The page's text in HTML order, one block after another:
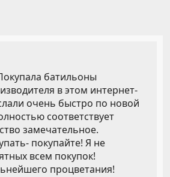
батильоны
в этом интернет-
очень быстро по новой
соответствует
замечательное.
покупайте! Я не
всем покупок!
процветания!